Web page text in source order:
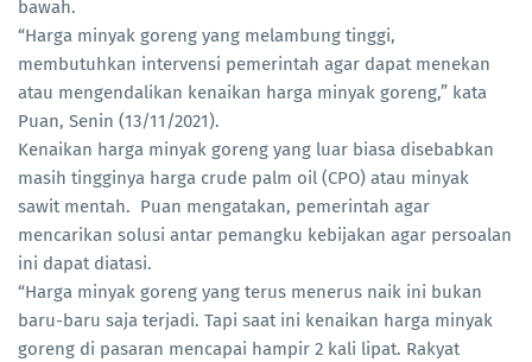
bawah.
“Harga minyak goreng yang melambung tinggi,
membutuhkan intervensi pemerintah agar dapat menekan
atau mengendalikan kenaikan harga minyak goreng,” kata
Puan, Senin (13/11/2021).
Kenaikan harga minyak goreng yang luar biasa disebabkan
masih tingginya harga crude palm oil (CPO) atau minyak
sawit mentah. Puan mengatakan, pemerintah agar
mencarikan solusi antar pemangku kebijakan agar persoalan
ini dapat diatasi.
“Harga minyak goreng yang terus menerus naik ini bukan
baru-baru saja terjadi. Tapi saat ini kenaikan harga minyak
goreng di pasaran mencapai hampir 2 kali lipat. Rakyat